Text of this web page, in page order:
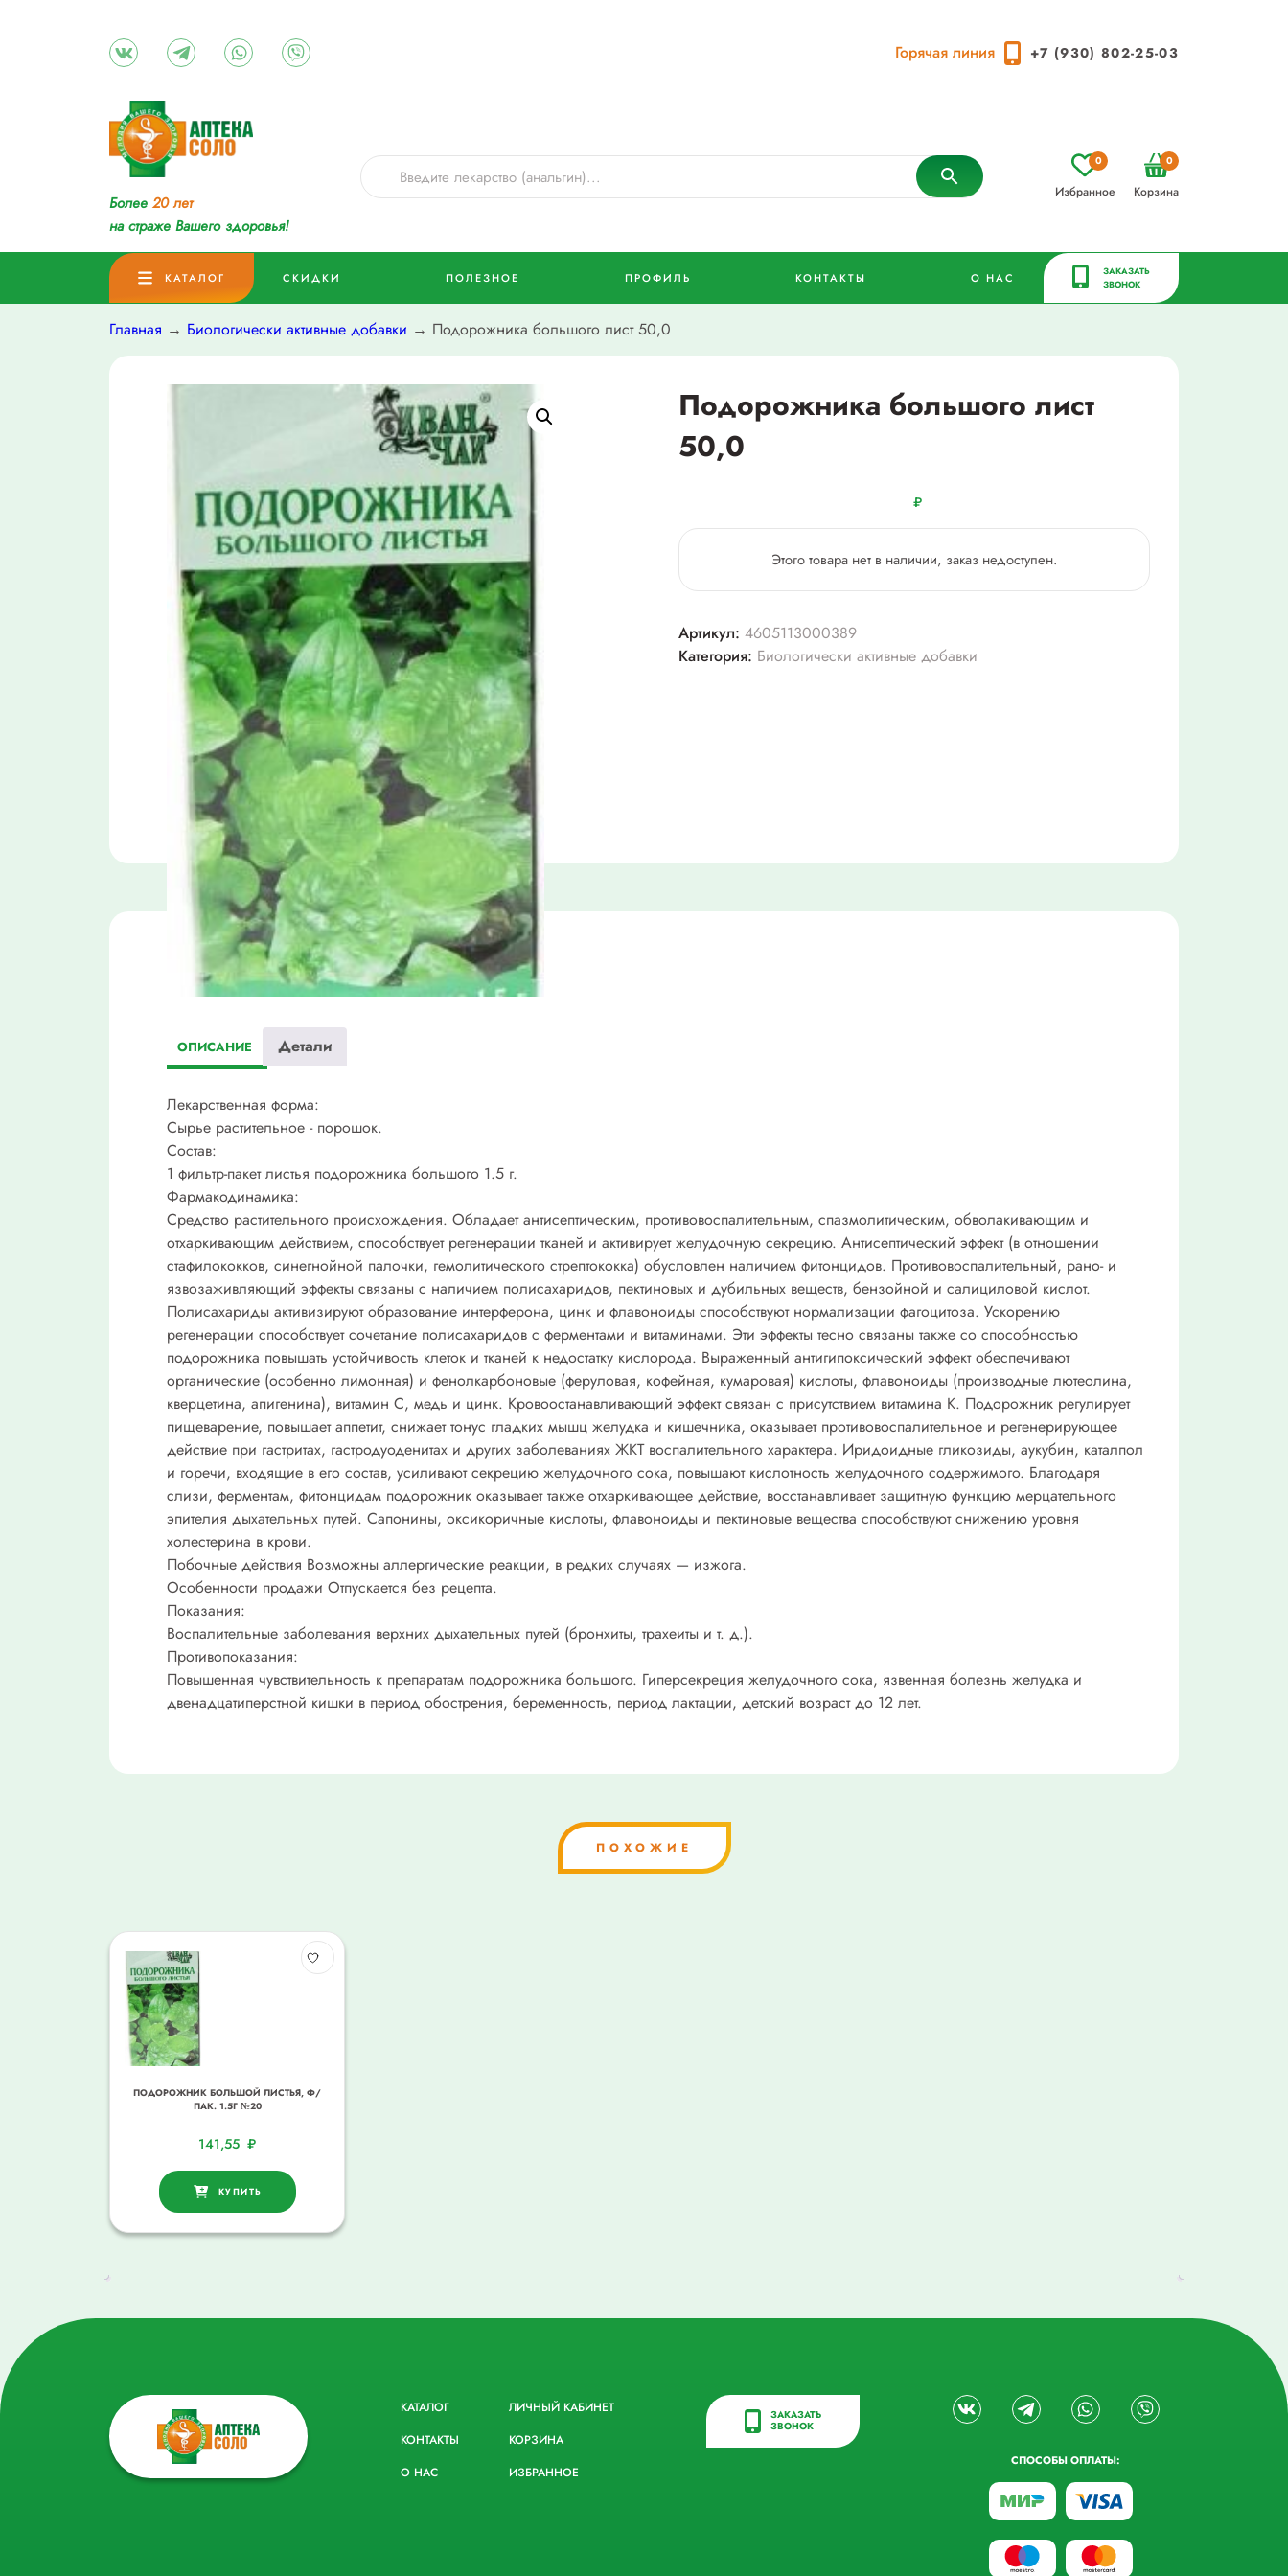
Горячая линия +7 (930) 802-25-03
Более 20 лет
на страже Вашего здоровья!
Избранное
0
Корзина
0
КАТАЛОГ СКИДКИ ПОЛЕЗНОЕ ПРОФИЛЬ КОНТАКТЫ О НАС
ЗАКАЗАТЬ
ЗВОНОК
Главная → Биологически активные добавки → Подорожника большого лист 50,0
Подорожника большого лист
50,0
₽
Этого товара нет в наличии, заказ недоступен.
Артикул: 4605113000389
Категория: Биологически активные добавки
ОПИСАНИЕ Детали
Лекарственная форма:
Сырье растительное - порошок.
Состав:
1 фильтр-пакет листья подорожника большого 1.5 г.
Фармакодинамика:
Средство растительного происхождения. Обладает антисептическим, противовоспалительным, спазмолитическим, обволакивающим и
отхаркивающим действием, способствует регенерации тканей и активирует желудочную секрецию. Антисептический эффект (в отношении
стафилококков, синегнойной палочки, гемолитического стрептококка) обусловлен наличием фитонцидов. Противовоспалительный, рано- и
язвозаживляющий эффекты связаны с наличием полисахаридов, пектиновых и дубильных веществ, бензойной и салициловой кислот.
Полисахариды активизируют образование интерферона, цинк и флавоноиды способствуют нормализации фагоцитоза. Ускорению
регенерации способствует сочетание полисахаридов с ферментами и витаминами. Эти эффекты тесно связаны также со способностью
подорожника повышать устойчивость клеток и тканей к недостатку кислорода. Выраженный антигипоксический эффект обеспечивают
органические (особенно лимонная) и фенолкарбоновые (феруловая, кофейная, кумаровая) кислоты, флавоноиды (производные лютеолина,
кверцетина, апигенина), витамин С, медь и цинк. Кровоостанавливающий эффект связан с присутствием витамина К. Подорожник регулирует
пищеварение, повышает аппетит, снижает тонус гладких мышц желудка и кишечника, оказывает противовоспалительное и регенерирующее
действие при гастритах, гастродуоденитах и других заболеваниях ЖКТ воспалительного характера. Иридоидные гликозиды, аукубин, каталпол
и горечи, входящие в его состав, усиливают секрецию желудочного сока, повышают кислотность желудочного содержимого. Благодаря
слизи, ферментам, фитонцидам подорожник оказывает также отхаркивающее действие, восстанавливает защитную функцию мерцательного
эпителия дыхательных путей. Сапонины, оксикоричные кислоты, флавоноиды и пектиновые вещества способствуют снижению уровня
холестерина в крови.
Побочные действия Возможны аллергические реакции, в редких случаях — изжога.
Особенности продажи Отпускается без рецепта.
Показания:
Воспалительные заболевания верхних дыхательных путей (бронхиты, трахеиты и т. д.).
Противопоказания:
Повышенная чувствительность к препаратам подорожника большого. Гиперсекреция желудочного сока, язвенная болезнь желудка и
двенадцатиперстной кишки в период обострения, беременность, период лактации, детcкий возраст до 12 лет.
ПОХОЖИЕ
ПОДОРОЖНИК БОЛЬШОЙ ЛИСТЬЯ, Ф/
ПАК. 1.5Г №20
141,55₽
КУПИТЬ
КАТАЛОГ
КОНТАКТЫ
О НАС
ЛИЧНЫЙ КАБИНЕТ
КОРЗИНА
ИЗБРАННОЕ
ЗАКАЗАТЬ
ЗВОНОК
СПОСОБЫ ОПЛАТЫ: